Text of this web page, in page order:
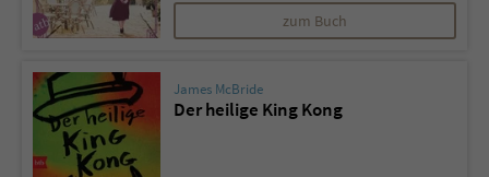
zum Buch
James McBride
Der heilige King Kong